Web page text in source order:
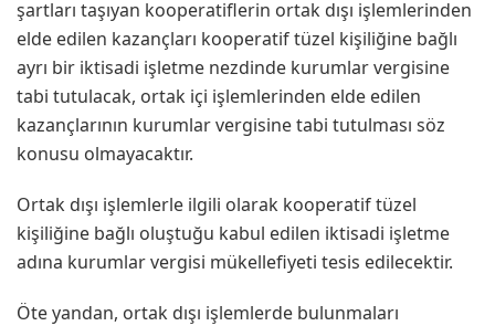
şartları taşıyan kooperatiflerin ortak dışı işlemlerinden
elde edilen kazançları kooperatif tüzel kişiliğine bağlı
ayrı bir iktisadi işletme nezdinde kurumlar vergisine
tabi tutulacak, ortak içi işlemlerinden elde edilen
kazançlarının kurumlar vergisine tabi tutulması söz
konusu olmayacaktır.
Ortak dışı işlemlerle ilgili olarak kooperatif tüzel
kişiliğine bağlı oluştuğu kabul edilen iktisadi işletme
adına kurumlar vergisi mükellefiyeti tesis edilecektir.
Öte yandan, ortak dışı işlemlerde bulunmaları